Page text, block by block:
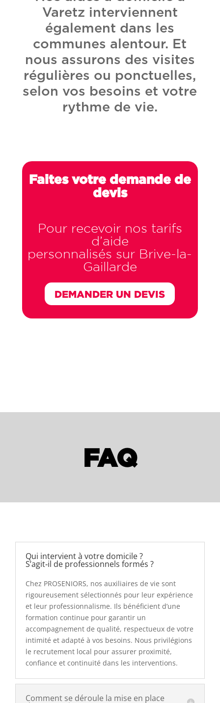
Varetz interviennent
également dans les
communes alentour. Et
nous assurons des visites
régulières ou ponctuelles,
selon vos besoins et votre
rythme de vie.
Faites votre demande de
devis
Pour recevoir nos tarifs
d’aide
personnalisés sur Brive-la-
Gaillarde
DEMANDER UN DEVIS
FAQ
Qui intervient à votre domicile ?
S’agit‑il de professionnels formés ?
Chez PROSENIORS, nos auxiliaires de vie sont
rigoureusement sélectionnés pour leur expérience
et leur professionnalisme. Ils bénéficient d’une
formation continue pour garantir un
accompagnement de qualité, respectueux de votre
intimité et adapté à vos besoins. Nous privilégions
le recrutement local pour assurer proximité,
confiance et continuité dans les interventions.
Comment se déroule la mise en place